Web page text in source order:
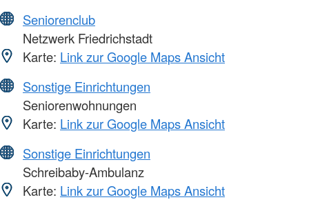
Seniorenclub
Netzwerk Friedrichstadt
Karte: Link zur Google Maps Ansicht
Sonstige Einrichtungen
Seniorenwohnungen
Karte: Link zur Google Maps Ansicht
Sonstige Einrichtungen
Schreibaby-Ambulanz
Karte: Link zur Google Maps Ansicht